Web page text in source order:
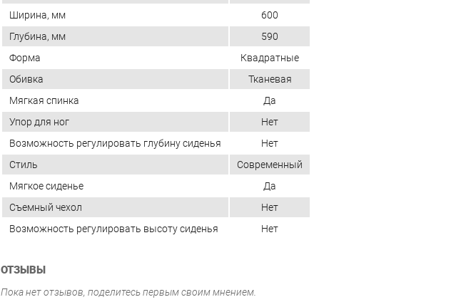
Ширина, мм
600
Глубина, мм
590
Форма
Квадратные
Обивка
Тканевая
Мягкая спинка
Да
Упор для ног
Нет
Возможность регулировать глубину сиденья
Нет
Стиль
Современный
Мягкое сиденье
Да
Съемный чехол
Нет
Возможность регулировать высоту сиденья
Нет
ОТЗЫВЫ
Пока нет отзывов, поделитесь первым своим мнением.